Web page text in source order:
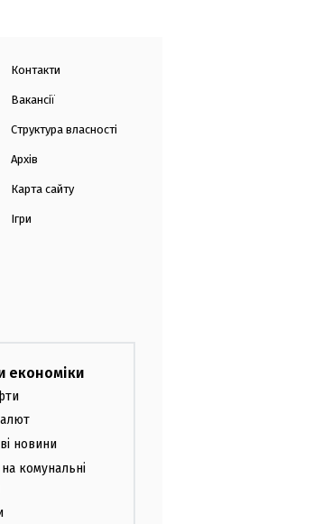
Контакти
Вакансії
Структура власності
Архів
Карта сайту
Ігри
економіки
новини
комунальні